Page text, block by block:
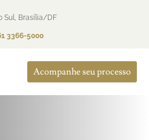
Sul, Brasília/DF
3366-5000
Acompanhe seu processo